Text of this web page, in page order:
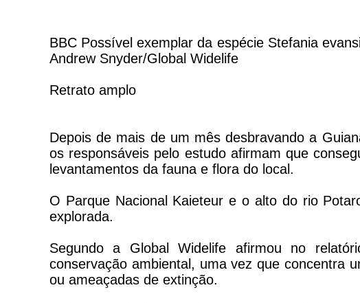
BBC Possível exemplar da espécie Stefania
Andrew Snyder/Global Widelife
Retrato amplo
Depois de mais de um mês desbravando a
os responsáveis pelo estudo afirmam que
levantamentos da fauna e flora do local.
O Parque Nacional Kaieteur e o alto do rio
explorada.
Segundo a Global Widelife afirmou no
conservação ambiental, uma vez que concentra
ou ameaçadas de extinção.